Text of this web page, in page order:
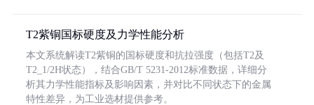
T2紫铜国标硬度及力学性能分析
本文系统解读T2紫铜的国标硬度和抗拉强度（包括T2及
T2_1/2H状态），结合GB/T 5231-2012标准数据，详细分
析其力学性能指标及影响因素，并对比不同状态下的金属
特性差异，为工业选材提供参考。